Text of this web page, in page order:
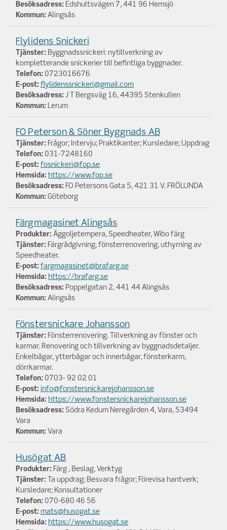
Besöksadress: Edshultsvägen 7, 441 96 Hemsjö
Kommun: Alingsås
Flylidens Snickeri
Tjänster: Byggnadssnickeri: nytillverkning av
kompletterande snickerier till befintliga byggnader.
Telefon: 0723016676
E-post: flylidenssnickeri@gmail.com
Besöksadress: J T Bergsväg 16, 44395 Stenkullen
Kommun:
Lerum
FO Peterson & Söner Byggnads AB
Tjänster: Frågor; Intervju; Praktikanter; Kursledare; Uppdrag
Telefon: 031-7248160
E-post: fosnickeri@fop.se
Hemsida: https://www.fop.se
Besöksadress: FO Petersons Gata 5, 421 31 V. FRÖLUNDA
Kommun: Göteborg
Färgmagasinet Alingsås
Produkter: Äggoljetempera, Speedheater, Wibo färg
Tjänster: Färgrådgivning, fönsterrenovering, uthyrning av
Speedheater.
E-post: fargmagasinet@brafarg.se
Hemsida: https://brafarg.se
Besöksadress: Poppelgatan 2, 441 44 Alingsås
Kommun: Alingsås
Fönstersnickare Johansson
Tjänster: Fönsterrenovering. Tillverkning av fönster och
karmar. Renovering och tillverkning av byggnadsdetaljer.
Enkelbågar, ytterbågar och innerbågar, fönsterkarm,
dörrkarmar.
Telefon: 0703- 92 02 01
E-post: info@fonstersnickarejohansson.se
Hemsida: https://www.fonstersnickarejohansson.se
Besöksadress: Södra Kedum Neregården 4, Vara, 53494
Vara
Kommun: Vara
Husögat AB
Produkter: Färg , Beslag, Verktyg
Tjänster:
Ta uppdrag; Besvara frågor; Förevisa hantverk;
Kursledare; Konsultationer
Telefon: 070-680 46 56
E-post: mats@husogat.se
Hemsida: https://www.husogat.se